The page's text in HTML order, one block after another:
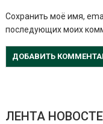
Сохранить моё имя,
последующих моих
ЛЕНТА